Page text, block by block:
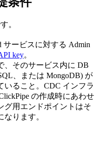
。
サービスに対する Admin
key。
、そのサービス内に DB
、または MongoDB) が
いること。CDC インフラ
の作成時にあわせ
グ用エンドポイントはそ
ります。